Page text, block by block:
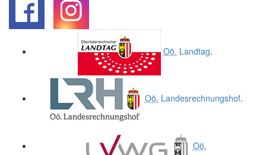
Oö. Landtag.
Oö. Landesrechnungshof.
Oö.